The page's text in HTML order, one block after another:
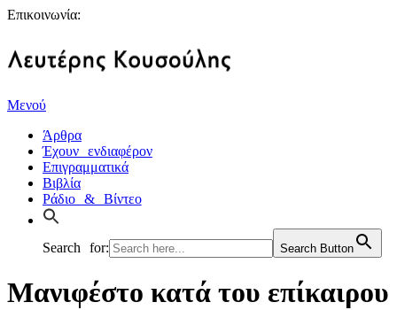
Επικοινωνία:
Μενού
Άρθρα
Έχουν ενδιαφέρον
Επιγραμματικά
Βιβλία
Ράδιο & Βίντεο
Search for: Search Button
Μανιφέστο κατά του επίκαιρου